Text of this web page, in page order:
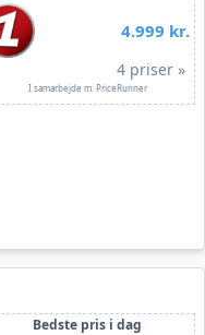
4.999 kr.
4 priser »
I samarbejde m. PriceRunner
Bedste pris i dag